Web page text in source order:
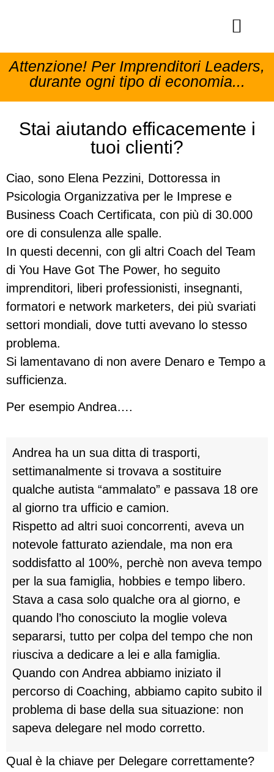
Attenzione! Per Imprenditori Leaders,
durante ogni tipo di economia...
Stai aiutando efficacemente i
tuoi clienti?
Ciao, sono Elena Pezzini, Dottoressa in
Psicologia Organizzativa per le Imprese e
Business Coach Certificata, con più di 30.000
ore di consulenza alle spalle.
In questi decenni, con gli altri Coach del Team
di You Have Got The Power, ho seguito
imprenditori, liberi professionisti, insegnanti,
formatori e network marketers, dei più svariati
settori mondiali, dove tutti avevano lo stesso
problema.
Si lamentavano di non avere Denaro e Tempo a
sufficienza.
Per esempio Andrea….
Andrea ha un sua ditta di trasporti,
settimanalmente si trovava a sostituire
qualche autista “ammalato” e passava 18 ore
al giorno tra ufficio e camion.
Rispetto ad altri suoi concorrenti, aveva un
notevole fatturato aziendale, ma non era
soddisfatto al 100%, perchè non aveva tempo
per la sua famiglia, hobbies e tempo libero.
Stava a casa solo qualche ora al giorno, e
quando l’ho conosciuto la moglie voleva
separarsi, tutto per colpa del tempo che non
riusciva a dedicare a lei e alla famiglia.
Quando con Andrea abbiamo iniziato il
percorso di Coaching, abbiamo capito subito il
problema di base della sua situazione: non
sapeva delegare nel modo corretto.
Qual è la chiave per Delegare correttamente?